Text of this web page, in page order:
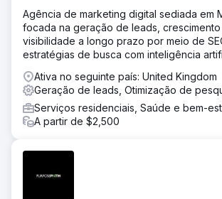
Agência de marketing digital sediada em
focada na geração de leads,
visibilidade a longo prazo por meio de
estratégias de busca com inteligência
Ativa no seguinte país: United Kingdom
Geração de leads, Otimização de
Serviços residenciais, Saúde e bem-
A partir de $2,500